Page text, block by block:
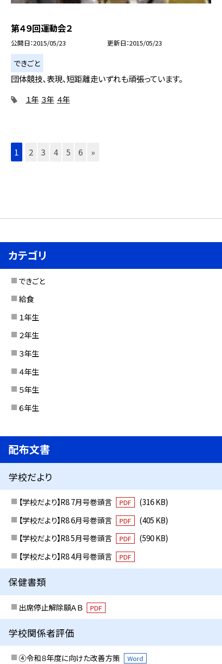
第４９回運動会２
公開日 2015/05/23 更新日 2015/05/23
できごと
団体競技、表現、短距離走いずれも頑張っています。
１年 ３年 ４年
1 2 3 4 5 6 »
カテゴリ
できごと
給食
１年生
２年生
３年生
４年生
５年生
６年生
配布文書
学校だより
【学校だより】R8 7月号巻頭言 PDF
(316 KB)
【学校だより】R8 6月号巻頭言
PDF
(405 KB)
【学校だより】R8 5月号巻頭言
PDF
(590 KB)
【学校だより】R8 4月号巻頭言
PDF
保健書類
出席停止解除願ＡＢ PDF
学校関係者評価
④令和８年度に向けた改善方策 Word